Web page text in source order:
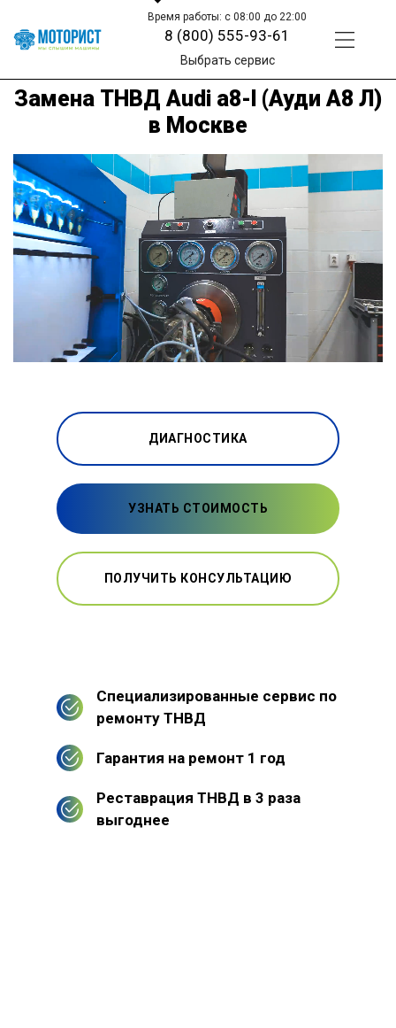
Время работы: с 08:00 до 22:00
8 (800) 555-93-61
Выбрать сервис
Замена ТНВД Audi a8-l (Ауди A8 Л)
в Москве
ДИАГНОСТИКА
УЗНАТЬ СТОИМОСТЬ
ПОЛУЧИТЬ КОНСУЛЬТАЦИЮ
Специализированные сервис по
ремонту ТНВД
Гарантия на ремонт 1 год
Реставрация ТНВД в 3 раза
выгоднее